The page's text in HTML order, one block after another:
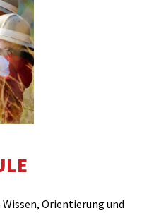
Orientierung und